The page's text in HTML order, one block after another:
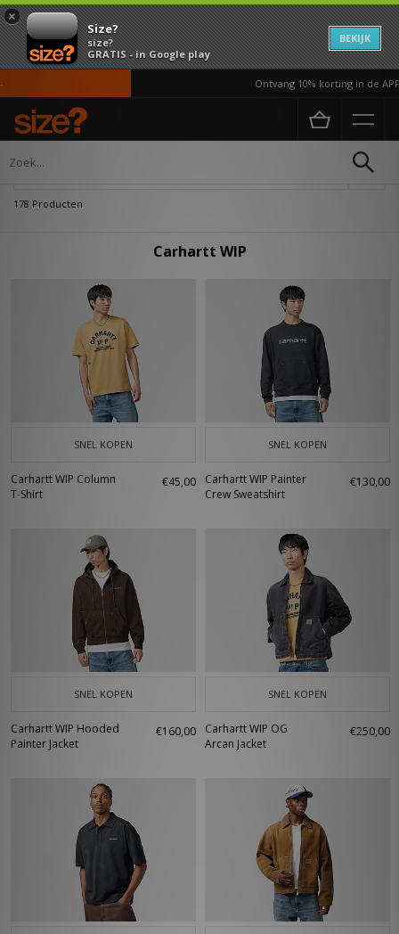
×
Size?
size?
GRATIS - in Google play
BEKIJK
Ontvang 10% korting in de APP*
Home Carhartt WIP
178 Producten
Carhartt WIP
SNEL KOPEN
Carhartt WIP Column
T-Shirt
€45,00
SNEL KOPEN
Carhartt WIP Painter
Crew Sweatshirt
€130,00
SNEL KOPEN
Carhartt WIP Hooded
Painter Jacket
€160,00
SNEL KOPEN
Carhartt WIP OG
Arcan Jacket
€250,00